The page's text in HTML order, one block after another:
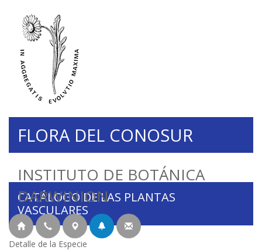
INSTITUTO DE BOTÁNICA
DARWINION
FLORA DEL CONOSUR
CATÁLOGO DE LAS PLANTAS
VASCULARES
Detalle de la Especie